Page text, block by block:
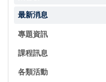
最新消息
專題資訊
課程訊息
各類活動